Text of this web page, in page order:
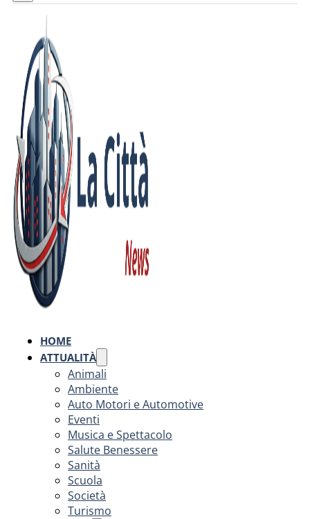
HOME
ATTUALITÀ
Animali
Ambiente
Auto Motori e Automotive
Eventi
Musica e Spettacolo
Salute Benessere
Sanità
Scuola
Società
Turismo